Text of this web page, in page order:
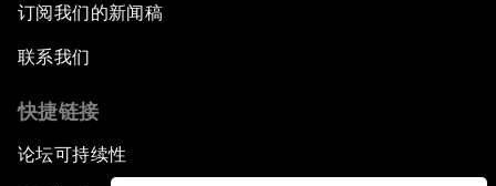
订阅我们的新闻稿
联系我们
快捷链接
论坛可持续性